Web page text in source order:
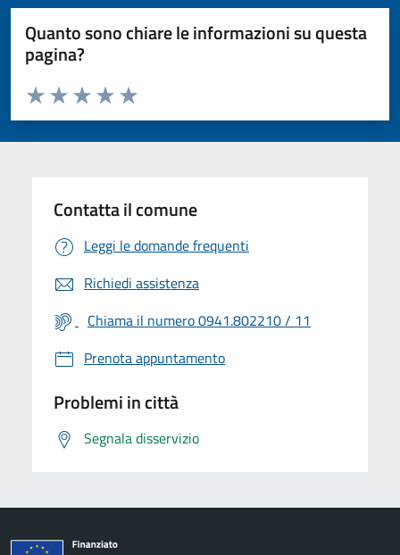
Quanto sono chiare le informazioni su questa
pagina?
Valuta da 1 a 5 stelle la pagina
Valuta 5 stelle su 5
Valuta 4 stelle su 5
Valuta 3 stelle su 5
Valuta 2 stelle su 5
Valuta 1 stelle su 5
Contatta il comune
Leggi le domande frequenti
Richiedi assistenza
Chiama il numero 0941.802210 / 11
Prenota appuntamento
Problemi in città
Segnala disservizio